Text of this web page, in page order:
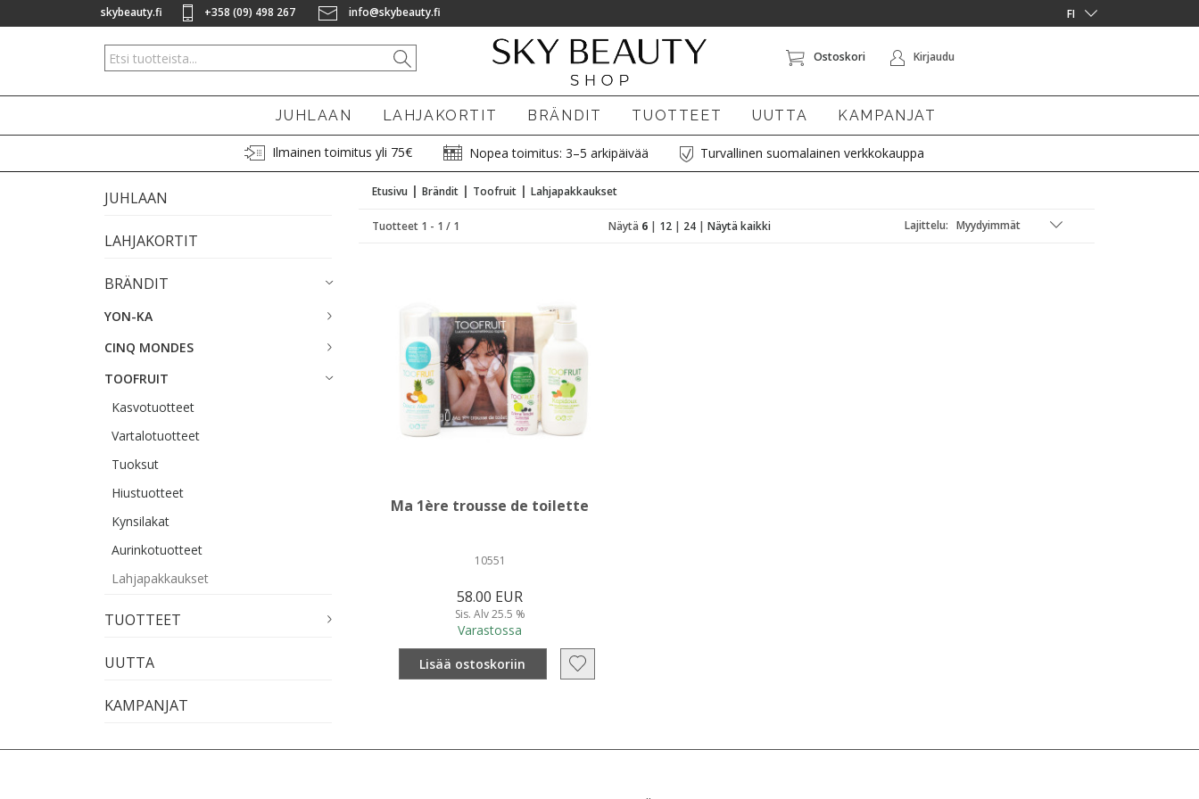
skybeauty.fi +358 (09) 498 267 info@skybeauty.fi
Ostoskori Kirjaudu
JUHLAAN LAHJAKORTIT BRÄNDIT TUOTTEET UUTTA KAMPANJAT
Ilmainen toimitus yli 75€ Nopea toimitus: 3–5 arkipäivää Turvallinen suomalainen verkkokauppa
JUHLAAN
LAHJAKORTIT
BRÄNDIT
YON-KA
CINQ MONDES
TOOFRUIT
Kasvotuotteet
Vartalotuotteet
Tuoksut
Hiustuotteet
Kynsilakat
Aurinkotuotteet
Lahjapakkaukset
TUOTTEET
UUTTA
KAMPANJAT
Etusivu | Brändit | Toofruit | Lahjapakkaukset
Tuotteet 1 - 1 / 1 Näytä 6| 12| 24| Näytä kaikki Lajittelu:
Ma 1ère trousse de toilette
10551
58.00 EUR
Sis. Alv 25.5 %
Varastossa
Lisää ostoskoriin